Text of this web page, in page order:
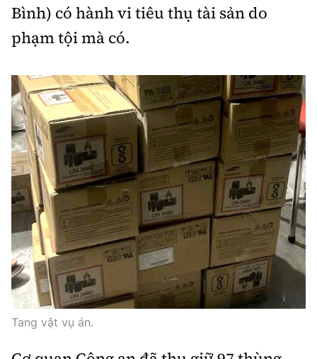
Bình) có hành vi tiêu thụ tài sản do
phạm tội mà có.
Tang vật vụ án.